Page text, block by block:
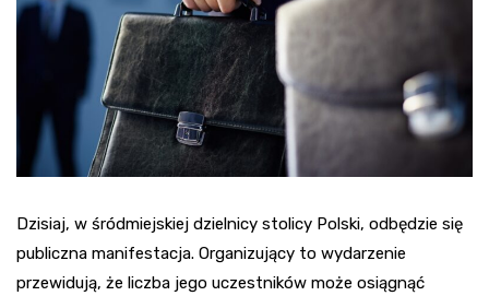
Dzisiaj, w śródmiejskiej dzielnicy stolicy Polski, odbędzie się
publiczna manifestacja. Organizujący to wydarzenie
przewidują, że liczba jego uczestników może osiągnąć